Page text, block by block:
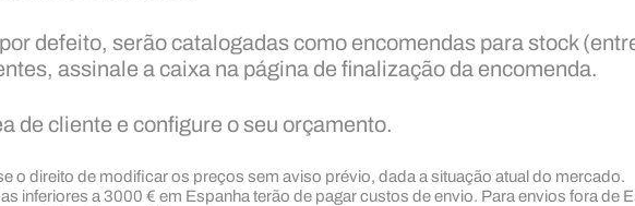
defeito, serão catalogadas como encomendas para stock
assinale a caixa na página de finalização da encomenda.
de cliente e configure o seu orçamento.
o direito de modificar os preços sem aviso prévio, dada a situação atual do mercado.
inferiores a 3000 € em Espanha terão de pagar custos de envio. Para envios fora de